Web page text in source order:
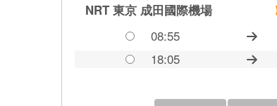
NRT 東京 成田國際機場
08:55
18:05